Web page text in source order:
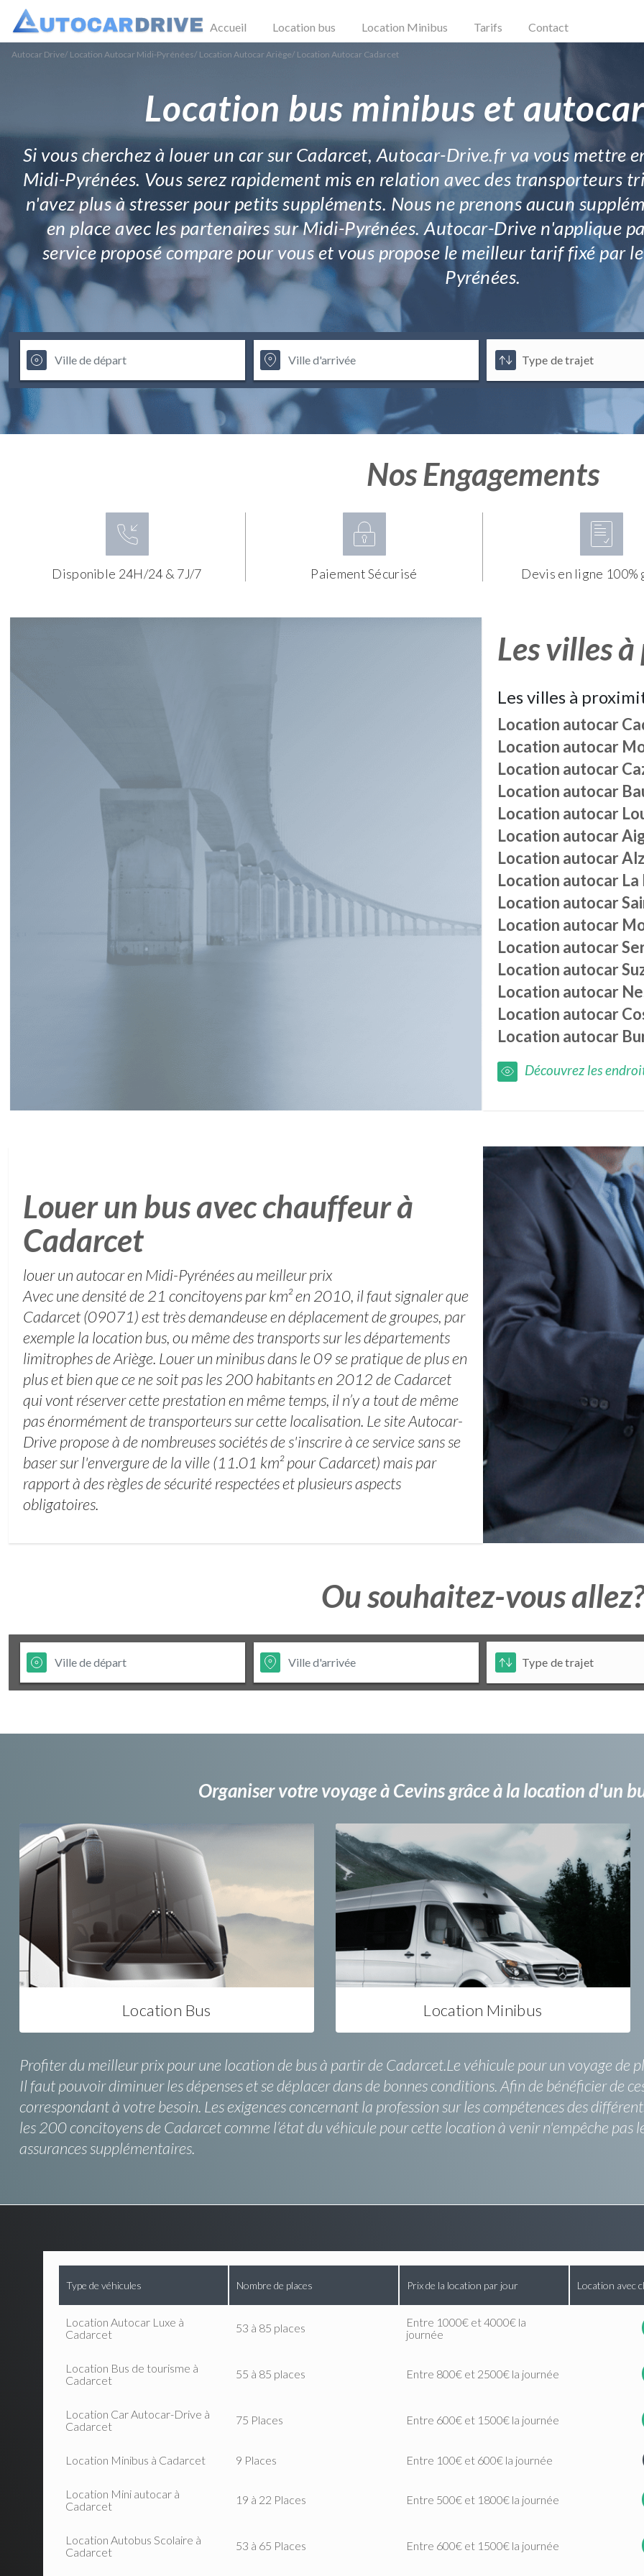
Accueil Location bus Location Minibus Tarifs Contact
Autocar Drive/ Location Autocar Midi-Pyrénées/ Location Autocar Ariège/ Location Autocar Cadarcet
Location bus minibus et
Si vous cherchez à louer un car sur Cadarcet, Autocar-Drive.fr va vous mettre
Midi-Pyrénées. Vous serez rapidement mis en relation avec des transporteurs
n'avez plus à stresser pour petits suppléments. Nous ne prenons aucun
en place avec les partenaires sur Midi-Pyrénées. Autocar-Drive n'applique
service proposé compare pour vous et vous propose le meilleur tarif fixé par
Pyrénées.
Nos Engagements
Disponible 24H/24 & 7J/7 Paiement Sécurisé Devis en ligne
Les villes
Les villes à
Location autocar
Location autocar
Location autocar
Location autocar
Location autocar
Location autocar
Location autocar
Location autocar
Location autocar
Location autocar
Location autocar
Location autocar
Location autocar
Location autocar
Location autocar
Découvrez les
Louer un bus avec chauffeur à
Cadarcet
louer un autocar en Midi-Pyrénées au meilleur prix
Avec une densité de 21 concitoyens par km² en 2010, il faut signaler que
Cadarcet (09071) est très demandeuse en déplacement de groupes, par
exemple la location bus, ou même des transports sur les départements
limitrophes de Ariège. Louer un minibus dans le 09 se pratique de plus en
plus et bien que ce ne soit pas les 200 habitants en 2012 de Cadarcet
qui vont réserver cette prestation en même temps, il n’y a tout de même
pas énormément de transporteurs sur cette localisation. Le site Autocar-
Drive propose à de nombreuses sociétés de s'inscrire à ce service sans se
baser sur l'envergure de la ville (11.01 km² pour Cadarcet) mais par
rapport à des règles de sécurité respectées et plusieurs aspects
obligatoires.
Ou souhaitez-vous allez?
Organiser votre voyage à Cevins grâce à la location d'un
Location Bus Location Minibus
Profiter du meilleur prix pour une location de bus à partir de Cadarcet.Le véhicule pour un voyage de
Il faut pouvoir diminuer les dépenses et se déplacer dans de bonnes conditions. Afin de bénéficier de
correspondant à votre besoin. Les exigences concernant la profession sur les compétences des
les 200 concitoyens de Cadarcet comme l’état du véhicule pour cette location à venir n'empêche pas
assurances supplémentaires.
Type de véhicules Nombre de places Prix de la location par jour Location avec
Location Autocar Luxe à
Cadarcet
53 à 85 places
Entre 1000€ et 4000€ la
journée
Location Bus de tourisme à
Cadarcet
55 à 85 places Entre 800€ et 2500€ la journée
Location Car Autocar-Drive à
Cadarcet
75 Places Entre 600€ et 1500€ la journée
Location Minibus à Cadarcet 9 Places Entre 100€ et 600€ la journée
Location Mini autocar à
Cadarcet
19 à 22 Places Entre 500€ et 1800€ la journée
Location Autobus Scolaire à
Cadarcet
53 à 65 Places Entre 600€ et 1500€ la journée